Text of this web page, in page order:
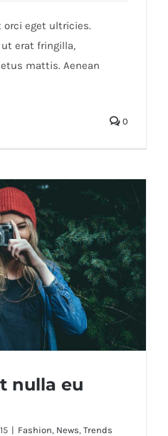
eget ultricies.
erat fringilla,
mattis. Aenean
0
nulla eu
| Fashion, News, Trends